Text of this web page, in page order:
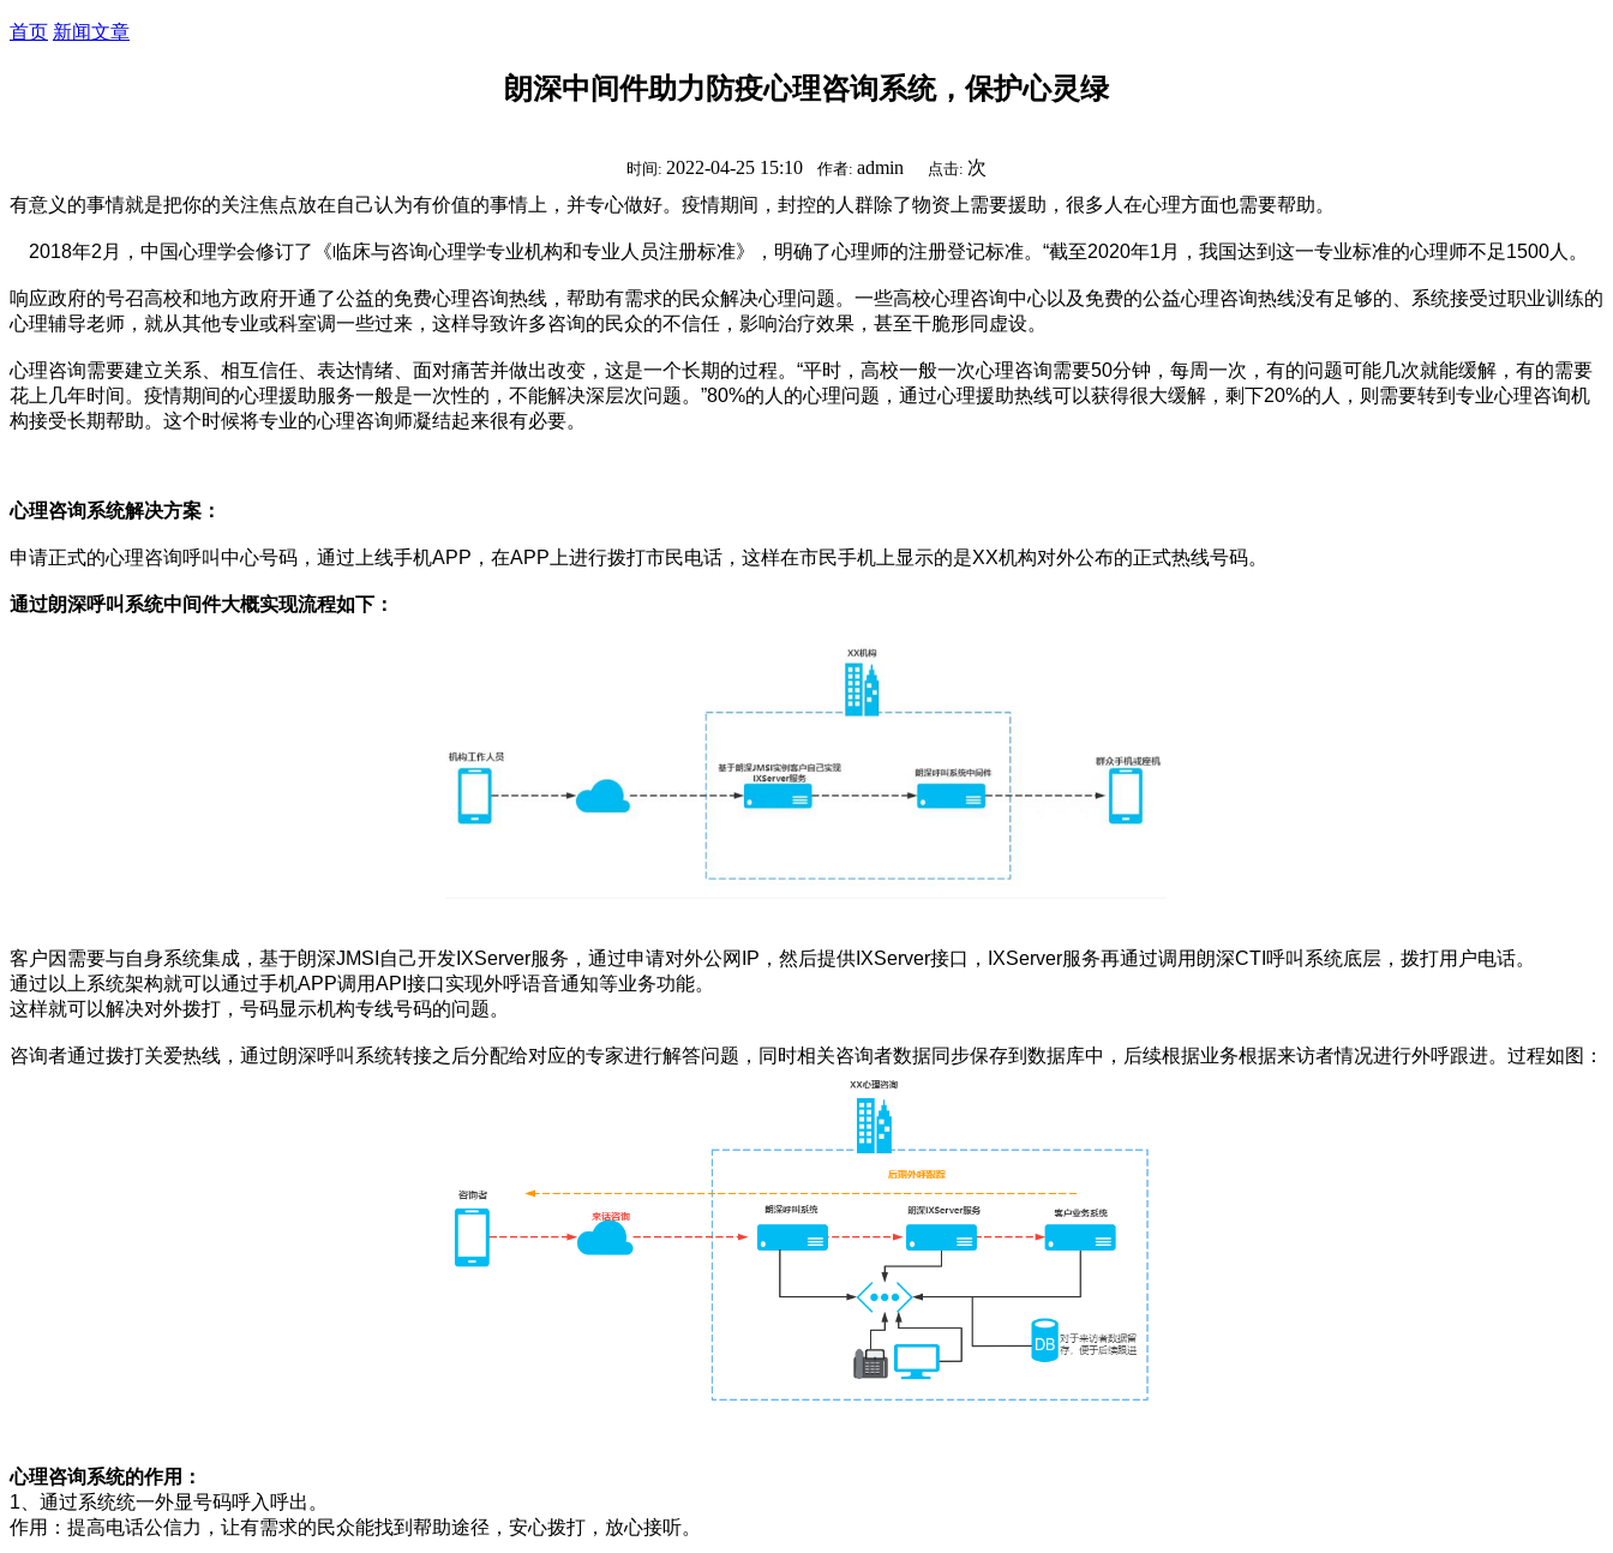
首页 新闻文章
朗深中间件助力防疫心理咨询系统，保护心灵绿
时间: 2022-04-25 15:10 作者: admin 点击: 次
有意义的事情就是把你的关注焦点放在自己认为有价值的事情上，并专心做好。疫情期间，封控的人群除了物资上需要援助，很多人在心理方面也需要帮助。
2018年2月，中国心理学会修订了《临床与咨询心理学专业机构和专业人员注册标准》，明确了心理师的注册登记标准。“截至2020年1月，我国达到这一专业标准的心理师不足1500人。
响应政府的号召高校和地方政府开通了公益的免费心理咨询热线，帮助有需求的民众解决心理问题。一些高校心理咨询中心以及免费的公益心理咨询热线没有足够的、系统接受过职业训练的
心理辅导老师，就从其他专业或科室调一些过来，这样导致许多咨询的民众的不信任，影响治疗效果，甚至干脆形同虚设。
心理咨询需要建立关系、相互信任、表达情绪、面对痛苦并做出改变，这是一个长期的过程。“平时，高校一般一次心理咨询需要50分钟，每周一次，有的问题可能几次就能缓解，有的需要
花上几年时间。疫情期间的心理援助服务一般是一次性的，不能解决深层次问题。”80%的人的心理问题，通过心理援助热线可以获得很大缓解，剩下20%的人，则需要转到专业心理咨询机
构接受长期帮助。这个时候将专业的心理咨询师凝结起来很有必要。
心理咨询系统解决方案：
申请正式的心理咨询呼叫中心号码，通过上线手机APP，在APP上进行拨打市民电话，这样在市民手机上显示的是XX机构对外公布的正式热线号码。
通过朗深呼叫系统中间件大概实现流程如下：
客户因需要与自身系统集成，基于朗深JMSI自己开发IXServer服务，通过申请对外公网IP，然后提供IXServer接口，IXServer服务再通过调用朗深CTI呼叫系统底层，拨打用户电话。
通过以上系统架构就可以通过手机APP调用API接口实现外呼语音通知等业务功能。
这样就可以解决对外拨打，号码显示机构专线号码的问题。
咨询者通过拨打关爱热线，通过朗深呼叫系统转接之后分配给对应的专家进行解答问题，同时相关咨询者数据同步保存到数据库中，后续根据业务根据来访者情况进行外呼跟进。过程如图：
心理咨询系统的作用：
1、通过系统统一外显号码呼入呼出。
作用：提高电话公信力，让有需求的民众能找到帮助途径，安心拨打，放心接听。